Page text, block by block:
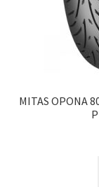
MITAS OPONA